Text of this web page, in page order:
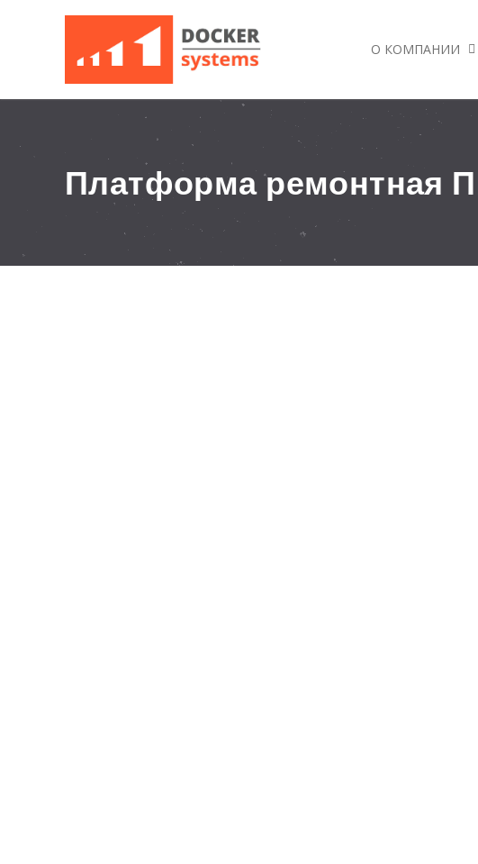
О КОМПАНИИ
Платформа ремонтная